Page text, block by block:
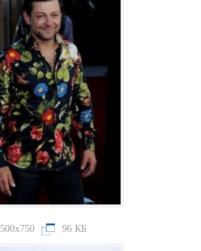
500x750 96 КБ